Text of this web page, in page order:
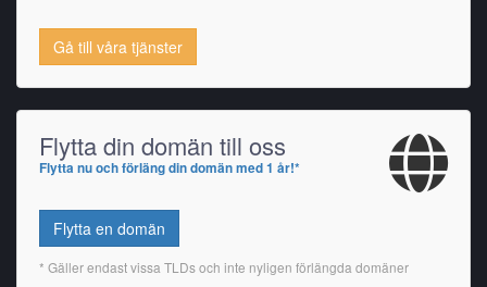
Gå till våra tjänster
Flytta din domän till oss
Flytta nu och förläng din domän med 1 år!*
Flytta en domän
* Gäller endast vissa TLDs och inte nyligen förlängda domäner